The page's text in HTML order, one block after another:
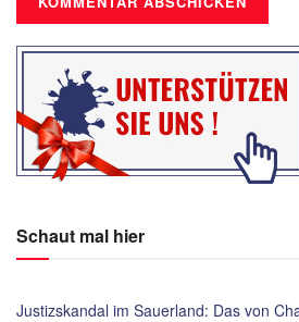
Schaut mal hier
Justizskandal im Sauerland: Das von